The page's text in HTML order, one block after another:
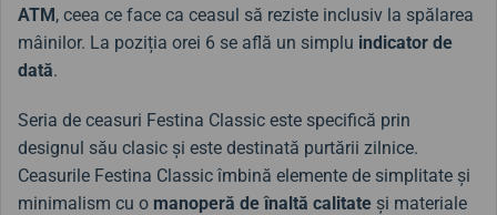
ATM, ceea ce face ca ceasul să reziste inclusiv la spălarea
mâinilor. La poziția orei 6 se află un simplu indicator de
dată.
Seria de ceasuri Festina Classic este specifică prin
designul său clasic și este destinată purtării zilnice.
Ceasurile Festina Classic îmbină elemente de simplitate și
minimalism cu o manoperă de înaltă calitate și materiale